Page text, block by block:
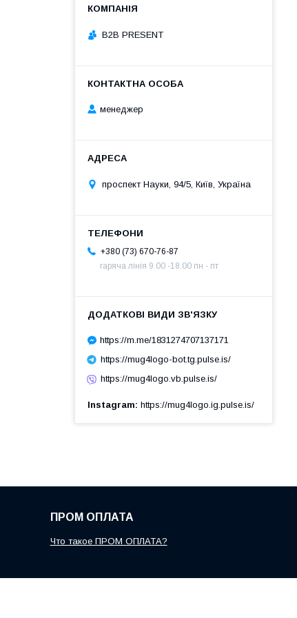
B2B PRESENT
менеджер
проспект Науки, 94/5, Київ, Україна
+380 (73) 670-76-87
гаряча лінія 9.00 -18.00 пн - пт
https://m.me/1831274707137171
https://mug4logo-bot.tg.pulse.is/
https://mug4logo.vb.pulse.is/
Instagram https://mug4logo.ig.pulse.is/
ПРОМ ОПЛАТА
Что такое ПРОМ ОПЛАТА?